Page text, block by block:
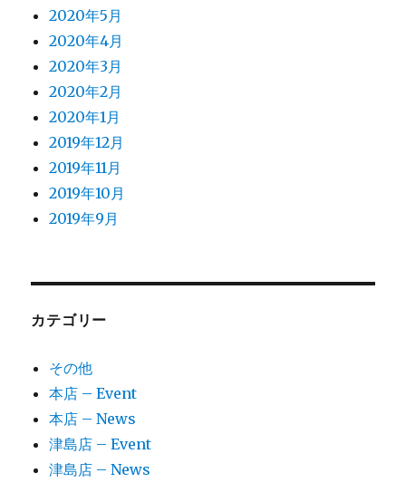
2020年5月
2020年4月
2020年3月
2020年2月
2020年1月
2019年12月
2019年11月
2019年10月
2019年9月
カテゴリー
その他
本店 – Event
本店 – News
津島店 – Event
津島店 – News